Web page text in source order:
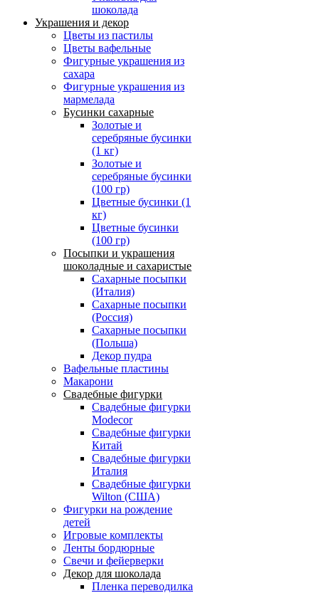
шоколада
Украшения и декор
Цветы из пастилы
Цветы вафельные
Фигурные украшения из
сахара
Фигурные украшения из
мармелада
Бусинки сахарные
Золотые и
серебряные бусинки
(1 кг)
Золотые и
серебряные бусинки
(100 гр)
Цветные бусинки (1
кг)
Цветные бусинки
(100 гр)
Посыпки и украшения
шоколадные и сахаристые
Сахарные посыпки
(Италия)
Сахарные посыпки
(Россия)
Сахарные посыпки
(Польша)
Декор пудра
Вафельные пластины
Макарони
Свадебные фигурки
Свадебные фигурки
Modecor
Свадебные фигурки
Китай
Свадебные фигурки
Италия
Свадебные фигурки
Wilton (США)
Фигурки на рождение
детей
Игровые комплекты
Ленты бордюрные
Свечи и фейерверки
Декор для шоколада
Пленка переводилка